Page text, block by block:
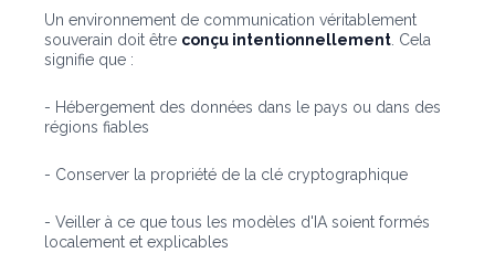
Un environnement de communication véritablement
souverain doit être conçu intentionnellement . Cela
signifie que :
- Hébergement des données dans le pays ou dans des
régions fiables
- Conserver la propriété de la clé cryptographique
- Veiller à ce que tous les modèles d'IA soient formés
localement et explicables